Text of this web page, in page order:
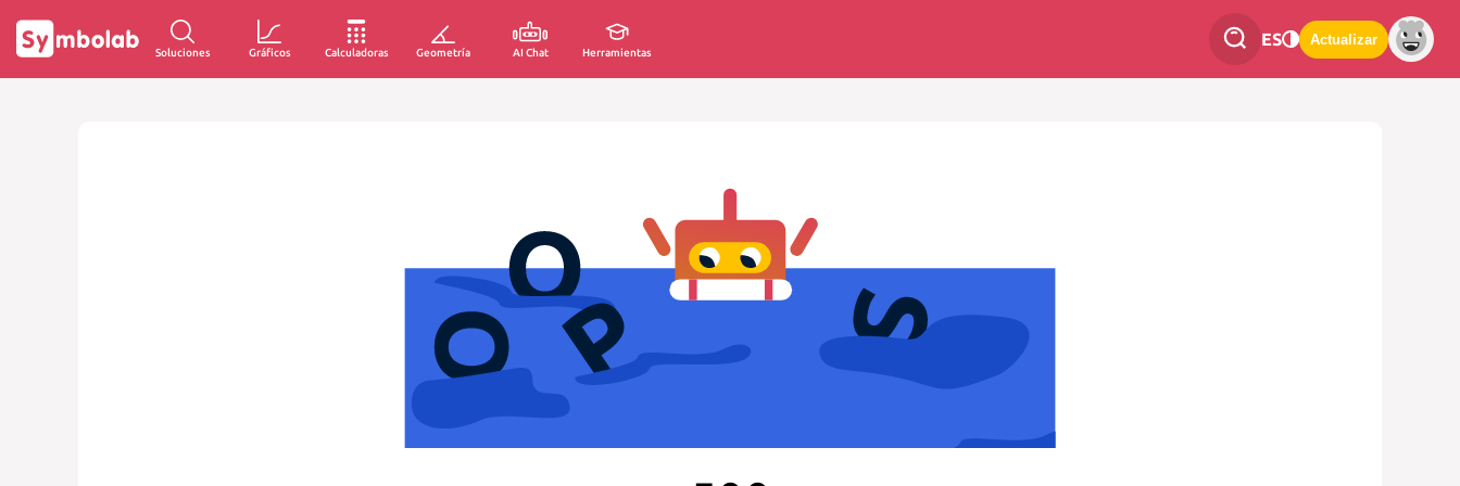
Soluciones Gráficos Calculadoras Geometría AI Chat Herramientas
ES Actualizar